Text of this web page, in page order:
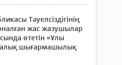
Тәуелсіздігінің
жас жазушылар
өтетін «Ұлы
шығармашылық